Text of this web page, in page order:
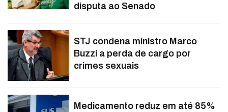
disputa ao Senado
STJ condena ministro Marco
Buzzi a perda de cargo por
crimes sexuais
Medicamento reduz em até 85%